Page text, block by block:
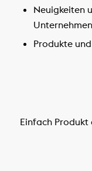
Neuigkeiten
Produkte
Einfach